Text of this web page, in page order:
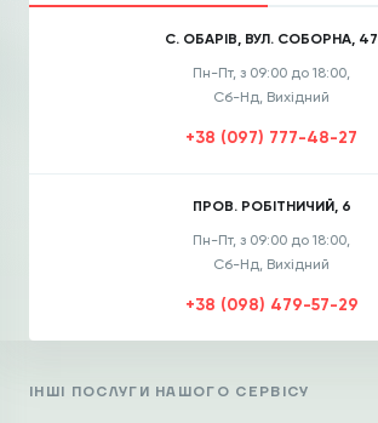
С. ОБАРІВ, ВУЛ. СОБОРНА, 47
Пн-Пт, з 09:00 до 18:00,
Сб-Нд, Вихідний
+38 (097) 777-48-27
ПРОВ. РОБІТНИЧИЙ, 6
Пн-Пт, з 09:00 до 18:00,
Сб-Нд, Вихідний
+38 (098) 479-57-29
ІНШІ ПОСЛУГИ НАШОГО СЕРВІСУ